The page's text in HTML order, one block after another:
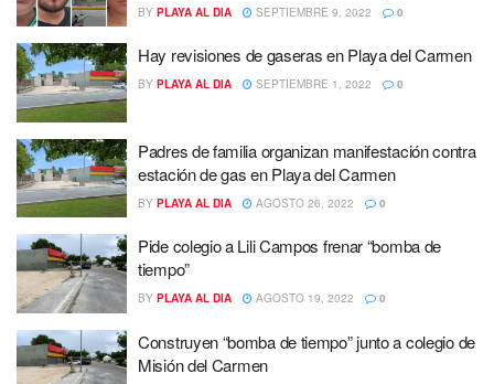
BY PLAYA AL DIA SEPTIEMBRE 9, 2022 0
Hay revisiones de gaseras en Playa del Carmen
BY PLAYA AL DIA SEPTIEMBRE 1, 2022 0
Padres de familia organizan manifestación contra
estación de gas en Playa del Carmen
BY PLAYA AL DIA AGOSTO 26, 2022 0
Pide colegio a Lili Campos frenar “bomba de
tiempo”
BY PLAYA AL DIA AGOSTO 19, 2022 0
Construyen “bomba de tiempo” junto a colegio de
Misión del Carmen